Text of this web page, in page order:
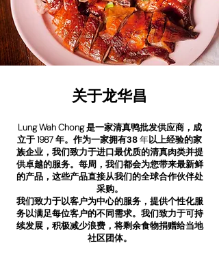
关于龙华昌
Lung Wah Chong 是一家清真鸭批发供应商，成
立于 1987 年。作为一家拥有38 年以上经验的家
族企业，我们致力于进口最优质的清真肉类并提
供卓越的服务。每周，我们都会为您带来最新鲜
的产品，这些产品直接从我们的全球合作伙伴处
采购。
我们致力于以客户为中心的服务，提供个性化服
务以满足每位客户的不同需求。我们致力于可持
续发展，积极减少浪费，将剩余食物捐赠给当地
社区团体。